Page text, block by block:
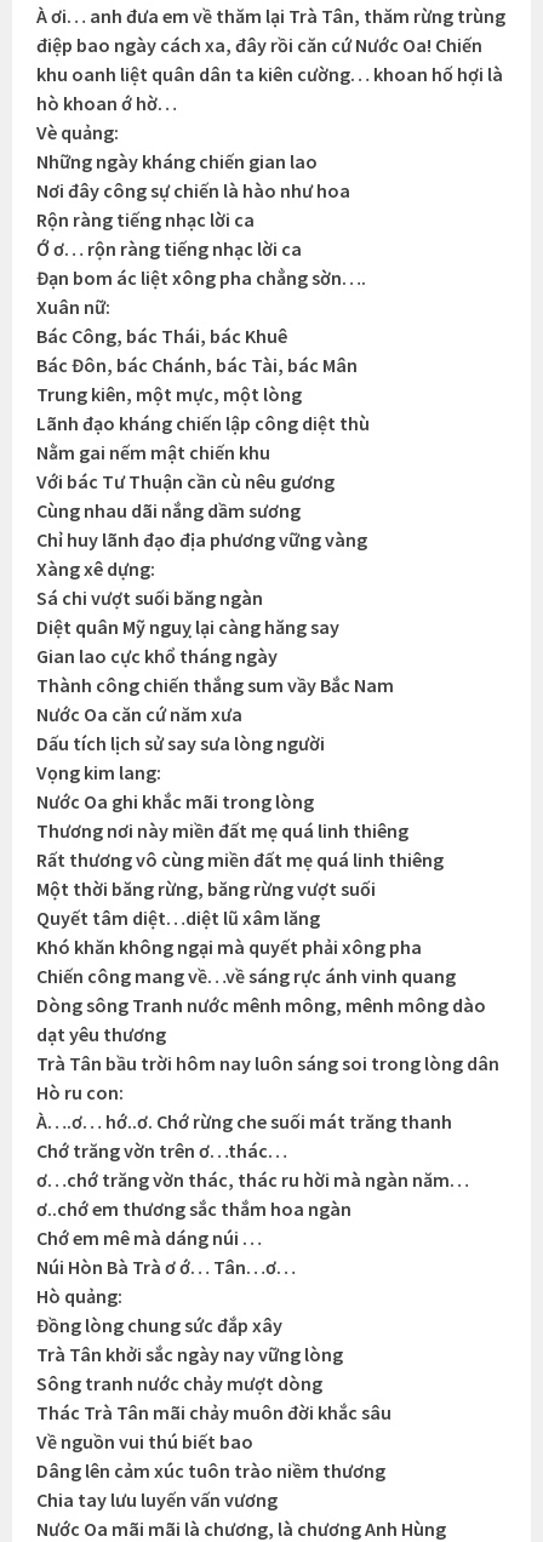
À ơi… anh đưa em về thăm lại Trà Tân, thăm rừng trùng
điệp bao ngày cách xa, đây rồi căn cứ Nước Oa! Chiến
khu oanh liệt quân dân ta kiên cường… khoan hố hợi là
hò khoan ớ hờ…
Vè quảng:
Những ngày kháng chiến gian lao
Nơi đây công sự chiến là hào như hoa
Rộn ràng tiếng nhạc lời ca
Ớ ơ… rộn ràng tiếng nhạc lời ca
Đạn bom ác liệt xông pha chẳng sờn….
Xuân nữ:
Bác Công, bác Thái, bác Khuê
Bác Đôn, bác Chánh, bác Tài, bác Mân
Trung kiên, một mực, một lòng
Lãnh đạo kháng chiến lập công diệt thù
Nằm gai nếm mật chiến khu
Với bác Tư Thuận cần cù nêu gương
Cùng nhau dãi nắng dầm sương
Chỉ huy lãnh đạo địa phương vững vàng
Xàng xê dựng:
Sá chi vượt suối băng ngàn
Diệt quân Mỹ nguỵ lại càng hăng say
Gian lao cực khổ tháng ngày
Thành công chiến thắng sum vầy Bắc Nam
Nước Oa căn cứ năm xưa
Dấu tích lịch sử say sưa lòng người
Vọng kim lang:
Nước Oa ghi khắc mãi trong lòng
Thương nơi này miền đất mẹ quá linh thiêng
Rất thương vô cùng miền đất mẹ quá linh thiêng
Một thời băng rừng, băng rừng vượt suối
Quyết tâm diệt…diệt lũ xâm lăng
Khó khăn không ngại mà quyết phải xông pha
Chiến công mang về…về sáng rực ánh vinh quang
Dòng sông Tranh nước mênh mông, mênh mông dào
dạt yêu thương
Trà Tân bầu trời hôm nay luôn sáng soi trong lòng dân
Hò ru con:
À….ơ… hớ..ơ. Chớ rừng che suối mát trăng thanh
Chớ trăng vờn trên ơ…thác…
ơ…chớ trăng vờn thác, thác ru hời mà ngàn năm…
ơ..chớ em thương sắc thắm hoa ngàn
Chớ em mê mà dáng núi …
Núi Hòn Bà Trà ơ ớ… Tân…ơ…
Hò quảng:
Đồng lòng chung sức đắp xây
Trà Tân khởi sắc ngày nay vững lòng
Sông tranh nước chảy mượt dòng
Thác Trà Tân mãi chảy muôn đời khắc sâu
Về nguồn vui thú biết bao
Dâng lên cảm xúc tuôn trào niềm thương
Chia tay lưu luyến vấn vương
Nước Oa mãi mãi là chương, là chương Anh Hùng